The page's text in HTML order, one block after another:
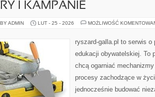
I KAMPANIE
ADMIN LUT - 25 - 2026 MOŻLIWOŚĆ
ryszard-galla.pl to serwis
edukacji obywatelskiej. To
chcą ogarniać
procesy zachodzące w
jednocześnie budować